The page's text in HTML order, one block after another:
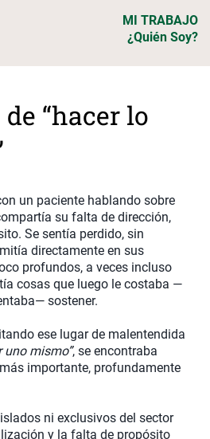
MI TRABAJO
¿Quién Soy?
“hacer lo
un paciente hablando sobre
su falta de dirección,
Se sentía perdido, sin
directamente en sus
profundos, a veces incluso
cosas que luego le costaba —
sostener.
ese lugar de malentendida
uno mismo”, se encontraba
importante, profundamente
ni exclusivos del sector
y la falta de propósito